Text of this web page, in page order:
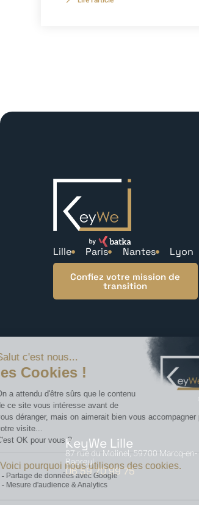
Lille Paris Nantes Lyon
Confiez votre mission de
transition
KeyWe Lille
87 rue du Molinel, 59700 Marcq-en-
Baoreul
06 59 70 99 75